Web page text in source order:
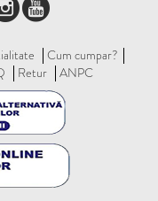
Cum cumpar?
Retur ANPC